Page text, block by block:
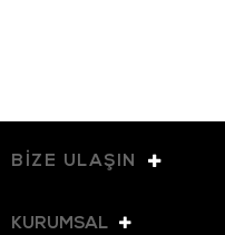
BİZE ULAŞIN
KURUMSAL